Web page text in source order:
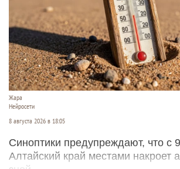
Жара
Нейросети
8 августа 2026 в 18:05
Синоптики предупреждают, что с
Алтайский край местами накроет